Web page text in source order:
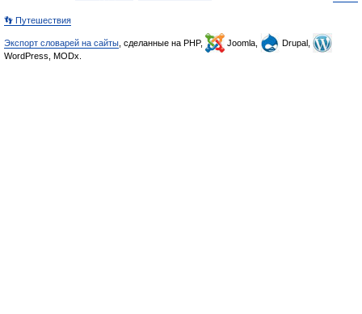
👣 Путешествия
Экспорт словарей на сайты , сделанные на PHP, Joomla,
Drupal,
WordPress, MODx.